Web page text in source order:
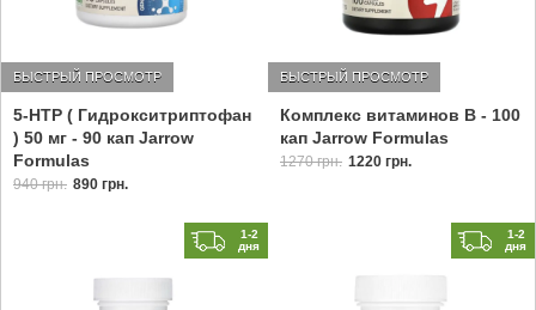
5-HTP ( Гидрокситриптофан
) 50 мг - 90 кап Jarrow
Formulas
БЫСТРЫЙ ПРОСМОТР
940 грн. 890 грн.
Комплекс витаминов B - 100
кап Jarrow Formulas
БЫСТРЫЙ ПРОСМОТР
1270 грн. 1220 грн.
1-2
дня
1-2
дня